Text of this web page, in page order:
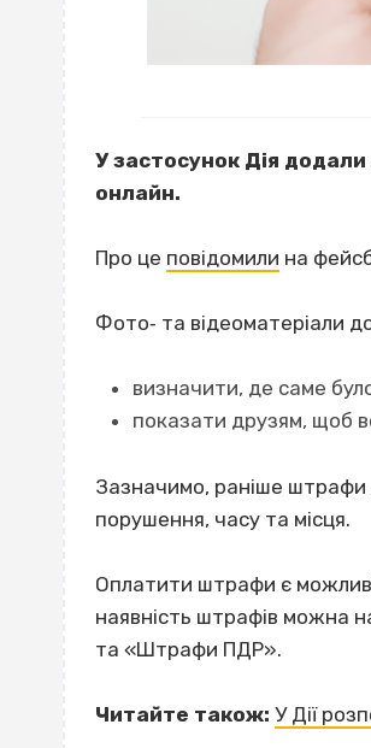
У застосунок Дія
онлайн.
Про це повідомили на
Фото‐ та відеоматеріали
визначити, де саме
показати друзям, щоб
Зазначимо, раніше штрафи
порушення, часу та місця.
Оплатити штрафи є
наявність штрафів можна
та «Штрафи ПДР».
Читайте також: У Дії